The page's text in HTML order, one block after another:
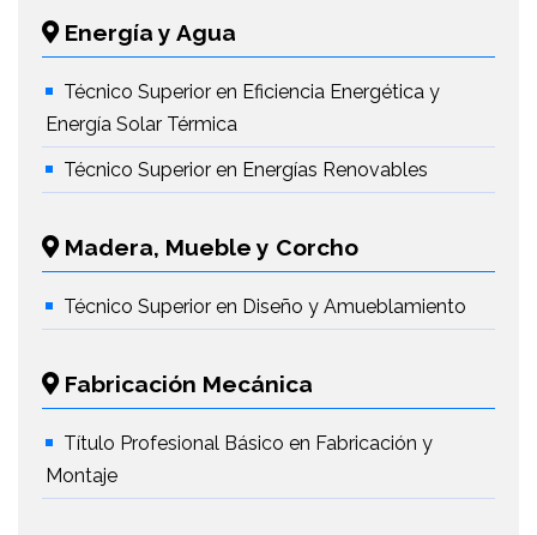
Energía y Agua
Técnico Superior en Eficiencia Energética y
Energía Solar Térmica
Técnico Superior en Energías Renovables
Madera, Mueble y Corcho
Técnico Superior en Diseño y Amueblamiento
Fabricación Mecánica
Título Profesional Básico en Fabricación y
Montaje